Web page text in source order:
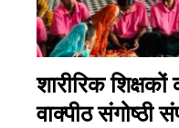
शारीरिक
वाक्पीठ संगोष्ठी